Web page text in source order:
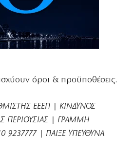
όροι & προϋποθέσεις.
ΕΕΕΠ | ΚΙΝΔΥΝΟΣ
ΠΕΡΙΟΥΣΙΑΣ | ΓΡΑΜΜΗ
9237777 | ΠΑΙΞΕ ΥΠΕΥΘΥΝΑ